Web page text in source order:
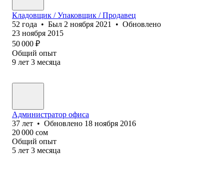
Кладовщик / Упаковщик / Продавец
52 года • Был 2 ноября 2021 • Обновлено
23 ноября 2015
50 000 ₽
Общий опыт
9 лет 3 месяца
Администратор офиса
37 лет • Обновлено 18 ноября 2016
20 000 сом
Общий опыт
5 лет 3 месяца